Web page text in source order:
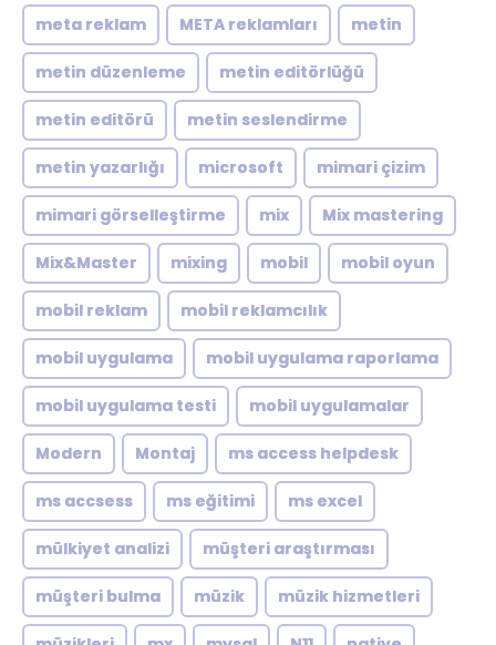
meta reklam META reklamları metin
metin düzenleme metin editörlüğü
metin editörü metin seslendirme
metin yazarlığı microsoft mimari çizim
mimari görselleştirme mix Mix mastering
Mix&Master mixing mobil mobil oyun
mobil reklam mobil reklamcılık
mobil uygulama mobil uygulama raporlama
mobil uygulama testi mobil uygulamalar
Modern Montaj ms access helpdesk
ms accsess ms eğitimi ms excel
mülkiyet analizi müşteri araştırması
müşteri bulma müzik müzik hizmetleri